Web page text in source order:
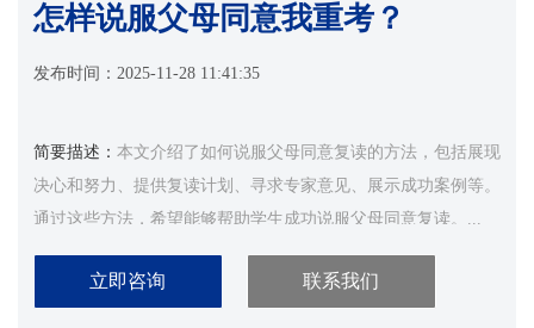
怎样说服父母同意我重考？
发布时间： 2025-11-28 11:41:35
简要描述： 本文介绍了如何说服父母同意复读的方法，包括展现
决心和努力、提供复读计划、寻求专家意见、展示成功案例等。
通过这些方法，希望能够帮助学生成功说服父母同意复读。...
立即咨询 联系我们